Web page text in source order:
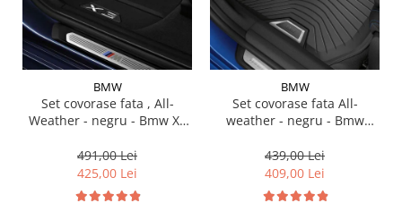
Suporti si placi prindere
BMW
Set covorase fata , All-
Weather - negru - Bmw X3
491,00 Lei
425,00 Lei
BMW
Set covorase fata All-
weather - negru - Bmw
4 G22
439,00 Lei
409,00 Lei